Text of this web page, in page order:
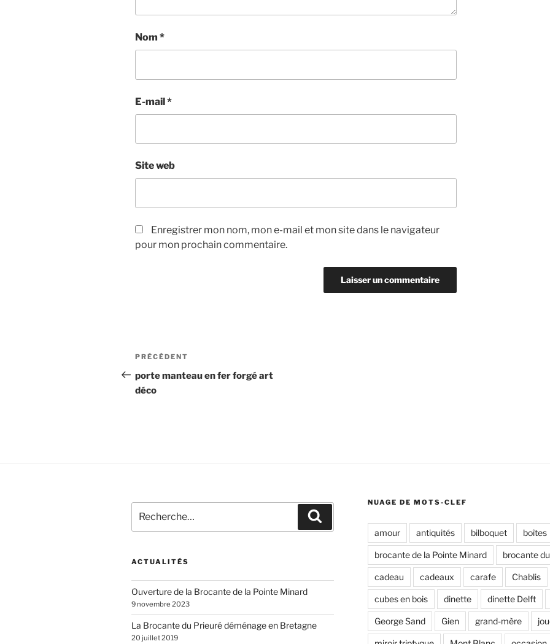
Nom *
E-mail*
Site web
Enregistrer mon nom, mon e-mail et mon site dans le navigateur
pour mon prochain commentaire.
Navigation
de
l’article
Article
précédent
PRÉCÉDENT
porte manteau en fer forgé art
déco
pour
:
ACTUALITÉS
Ouverture de la Brocante de la Pointe Minard
9 novembre 2023
La Brocante du Prieuré déménage en Bretagne
20 juillet 2019
NUAGE DE MOTS-CLEF
amour antiquités bilboquet boîtes
brocante de la Pointe Minard brocante
cadeau cadeaux carafe Chablis
cubes en bois dinette dinette Delft
George Sand Gien grand-mère